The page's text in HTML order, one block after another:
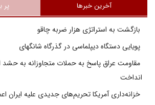
آخرین خبرها پر
بازگشت به استراتژی هزار ضربه چاقو
پویایی دستگاه دیپلماسی در گذرگاه شانگهای
مقاومت عراق پاسخ به حملات متجاوزانه به حشد
انداخت
خزانه‌داری آمریکا تحریم‌های جدیدی علیه ایران